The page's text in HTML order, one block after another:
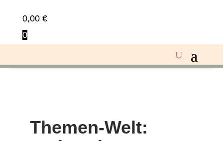
0,00 €
0
Themen-Welt: